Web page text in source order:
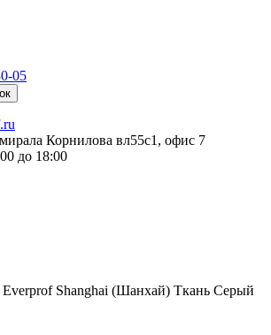
05
Корнилова вл55с1, офис 7
до 18:00
Shanghai (Шанхай) Ткань Серый